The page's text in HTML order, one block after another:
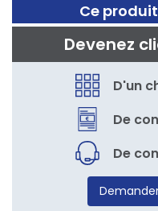
Ce
Devenez
D'un
De
De